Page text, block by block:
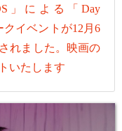
」による「Day
クイベントが12月6
れました。映画の
いたします